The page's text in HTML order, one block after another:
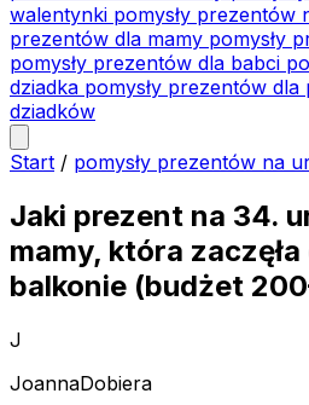
walentynki pomysły prezentów
prezentów dla mamy pomysły
pomysły prezentów dla babci
dziadka pomysły prezentów
dziadków
Start / pomysły prezentów na
Jaki prezent na 34.
mamy, która
balkonie (budżet
J
JoannaDobiera